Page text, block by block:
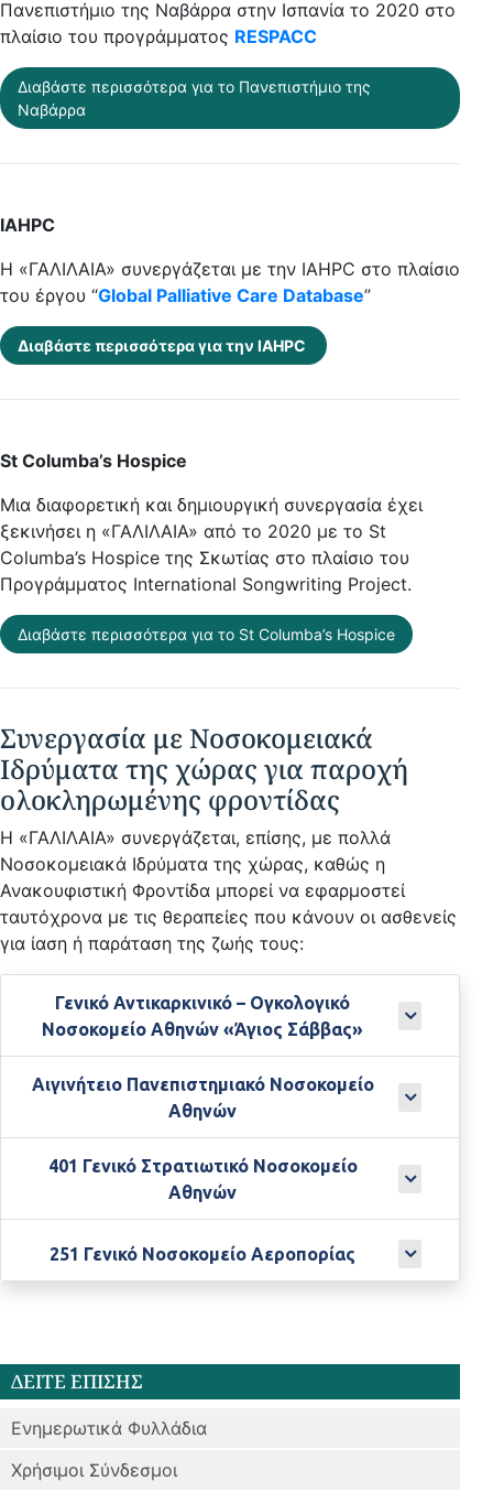
Πανεπιστήμιο της Ναβάρρα στην Ισπανία το 2020 στο
πλαίσιο του προγράμματος RESPACC
Διαβάστε περισσότερα για το Πανεπιστήμιο της
Ναβάρρα
IAHPC
Η «ΓΑΛΙΛΑΙΑ» συνεργάζεται με την IAHPC στο πλαίσιο
του έργου “Global Palliative Care Database”
Διαβάστε περισσότερα για την IAHPC
St Columba’s Hospice
Μια διαφορετική και δημιουργική συνεργασία έχει
ξεκινήσει η «ΓΑΛΙΛΑΙΑ» από το 2020 με το St
Columba’s Hospice της Σκωτίας στο πλαίσιο του
Προγράμματος International Songwriting Project.
Διαβάστε περισσότερα για το St Columba’s Hospice
Συνεργασία με Νοσοκομειακά
Ιδρύματα της χώρας για παροχή
ολοκληρωμένης φροντίδας
Η «ΓΑΛΙΛΑΙΑ» συνεργάζεται, επίσης, με πολλά
Νοσοκομειακά Ιδρύματα της χώρας, καθώς η
Ανακουφιστική Φροντίδα μπορεί να εφαρμοστεί
ταυτόχρονα με τις θεραπείες που κάνουν οι ασθενείς
για ίαση ή παράταση της ζωής τους:
Γενικό Αντικαρκινικό – Ογκολογικό
Νοσοκομείο Αθηνών «Άγιος Σάββας»
Αιγινήτειο Πανεπιστημιακό Νοσοκομείο
Αθηνών
401 Γενικό Στρατιωτικό Νοσοκομείο
Αθηνών
251 Γενικό Νοσοκομείο Αεροπορίας
ΔΕΙΤΕ ΕΠΙΣΗΣ
Ενημερωτικά Φυλλάδια
Χρήσιμοι Σύνδεσμοι